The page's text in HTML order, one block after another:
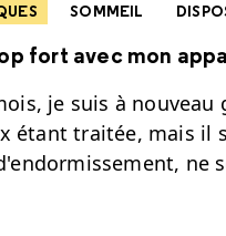
SOMMEIL
fort avec mon
je suis à nouveau
étant traitée, mais il
ne